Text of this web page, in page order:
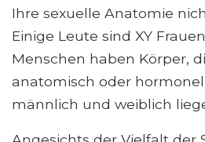
Ihre sexuelle Anatomie
Einige Leute sind XY
Menschen haben Körper,
anatomisch oder
männlich und weiblich